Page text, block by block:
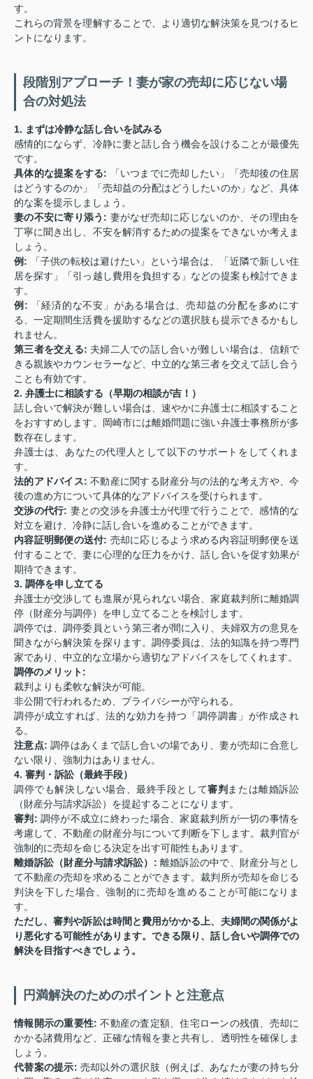
す。
これらの背景を理解することで、より適切な解決策を見つけるヒ
ントになります。
段階別アプローチ！妻が家の売却に応じない場
合の対処法
1. まずは冷静な話し合いを試みる
感情的にならず、冷静に妻と話し合う機会を設けることが最優先
です。
具体的な提案をする: 「いつまでに売却したい」「売却後の住居
はどうするのか」「売却益の分配はどうしたいのか」など、具体
的な案を提示しましょう。
妻の不安に寄り添う: 妻がなぜ売却に応じないのか、その理由を
丁寧に聞き出し、不安を解消するための提案をできないか考えま
しょう。
例: 「子供の転校は避けたい」という場合は、「近隣で新しい住
居を探す」「引っ越し費用を負担する」などの提案も検討できま
す。
例: 「経済的な不安」がある場合は、売却益の分配を多めにす
る、一定期間生活費を援助するなどの選択肢も提示できるかもし
れません。
第三者を交える: 夫婦二人での話し合いが難しい場合は、信頼で
きる親族やカウンセラーなど、中立的な第三者を交えて話し合う
ことも有効です。
2. 弁護士に相談する（早期の相談が吉！）
話し合いで解決が難しい場合は、速やかに弁護士に相談すること
をおすすめします。岡崎市には離婚問題に強い弁護士事務所が多
数存在します。
弁護士は、あなたの代理人として以下のサポートをしてくれま
す。
法的アドバイス: 不動産に関する財産分与の法的な考え方や、今
後の進め方について具体的なアドバイスを受けられます。
交渉の代行: 妻との交渉を弁護士が代理で行うことで、感情的な
対立を避け、冷静に話し合いを進めることができます。
内容証明郵便の送付: 売却に応じるよう求める内容証明郵便を送
付することで、妻に心理的な圧力をかけ、話し合いを促す効果が
期待できます。
3. 調停を申し立てる
弁護士が交渉しても進展が見られない場合、家庭裁判所に離婚調
停（財産分与調停）を申し立てることを検討します。
調停では、調停委員という第三者が間に入り、夫婦双方の意見を
聞きながら解決策を探ります。調停委員は、法的知識を持つ専門
家であり、中立的な立場から適切なアドバイスをしてくれます。
調停のメリット:
裁判よりも柔軟な解決が可能。
非公開で行われるため、プライバシーが守られる。
調停が成立すれば、法的な効力を持つ「調停調書」が作成され
る。
注意点: 調停はあくまで話し合いの場であり、妻が売却に合意し
ない限り、強制力はありません。
4. 審判・訴訟（最終手段）
調停でも解決しない場合、最終手段として審判 または離婚訴訟
（財産分与請求訴訟）を提起することになります。
審判: 調停が不成立に終わった場合、家庭裁判所が一切の事情を
考慮して、不動産の財産分与について判断を下します。裁判官が
強制的に売却を命じる決定を出す可能性もあります。
離婚訴訟（財産分与請求訴訟）: 離婚訴訟の中で、財産分与とし
て不動産の売却を求めることができます。裁判所が売却を命じる
判決を下した場合、強制的に売却を進めることが可能になりま
す。
ただし、審判や訴訟は時間と費用がかかる上、夫婦間の関係がよ
り悪化する可能性があります。できる限り、話し合いや調停での
解決を目指すべきでしょう。
円満解決のためのポイントと注意点
情報開示の重要性: 不動産の査定額、住宅ローンの残債、売却に
かかる諸費用など、正確な情報を妻と共有し、透明性を確保しま
しょう。
代替案の提示: 売却以外の選択肢（例えば、あなたが妻の持ち分